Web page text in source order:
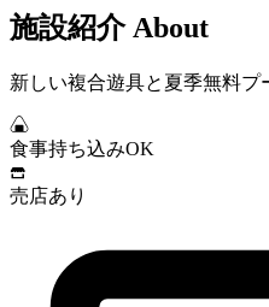
施設紹介 About
新しい複合遊具と夏季無料プ
食事持ち込みOK
売店あり